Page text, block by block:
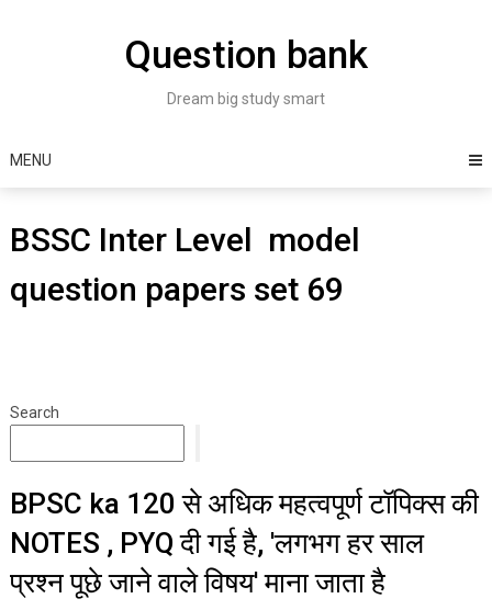
Question bank
Dream big study smart
MENU
BSSC Inter Level model
question papers set 69
Search
BPSC ka 120 से अधिक महत्वपूर्ण टॉपिक्स की
NOTES , PYQ दी गई है, 'लगभग हर साल
प्रश्न पूछे जाने वाले विषय' माना जाता है